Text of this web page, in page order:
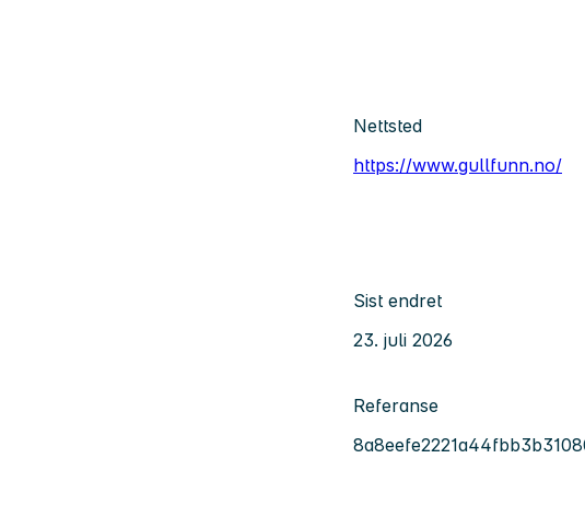
Nettsted
https://www.gullfunn.no/
Sist endret
23. juli 2026
Referanse